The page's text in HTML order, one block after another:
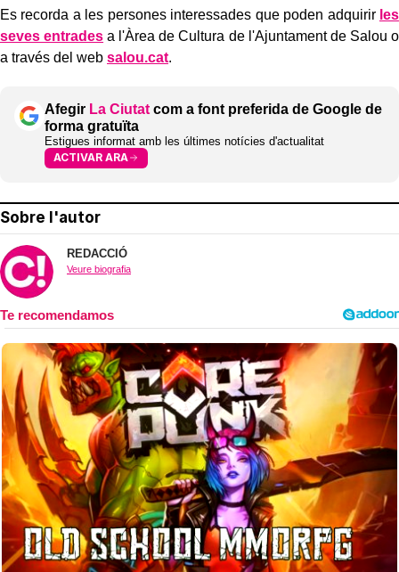
Es recorda a les persones interessades que poden adquirir les
seves entrades a l'Àrea de Cultura de l'Ajuntament de Salou o
a través del web salou.cat.
Afegir La Ciutat com a font preferida de Google de
forma gratuïta
Estigues informat amb les últimes notícies d'actualitat
ACTIVAR ARA
Sobre l'autor
REDACCIÓ
Veure biografia